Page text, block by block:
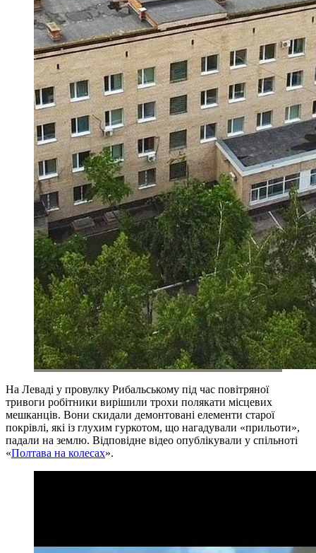
На Леваді у провулку Рибальському під час повітряної
тривоги робітники вирішили трохи полякати місцевих
мешканців. Вони скидали демонтовані елементи старої
покрівлі, які із глухим гуркотом, що нагадували «прильоти»,
падали на землю. Відповідне відео опублікували у спільноті
«Полтава на колесах».